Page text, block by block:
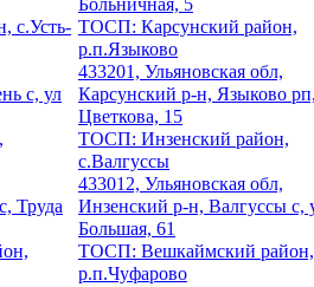
Больничная, 5
с.Усть-
с, ул
ТОСП: Карсунский район,
р.п.Языково
433201, Ульяновская обл,
Карсунский р-н, Языково
Цветкова, 15
Труда
ТОСП: Инзенский район,
с.Валгуссы
433012, Ульяновская обл,
Инзенский р-н, Валгуссы с,
Большая, 61
ТОСП: Вешкаймский район,
р.п.Чуфарово